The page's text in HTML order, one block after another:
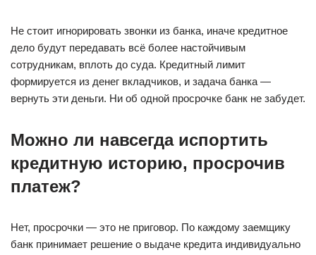
Не стоит игнорировать звонки из банка, иначе кредитное
дело будут передавать всё более настойчивым
сотрудникам, вплоть до суда. Кредитный лимит
формируется из денег вкладчиков, и задача банка —
вернуть эти деньги. Ни об одной просрочке банк не забудет.
Можно ли навсегда испортить
кредитную историю, просрочив
платеж?
Нет, просрочки — это не приговор. По каждому заемщику
банк принимает решение о выдаче кредита индивидуально